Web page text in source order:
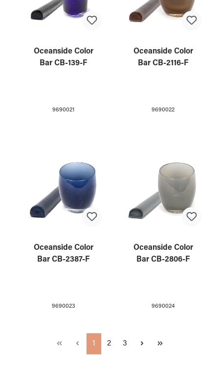
Oceanside Color
Bar CB-139-F
9690021
Oceanside Color
Bar CB-2116-F
9690022
Oceanside Color
Bar CB-2387-F
9690023
Oceanside Color
Bar CB-2806-F
9690024
Seite
1 Seite
2 Seite
3